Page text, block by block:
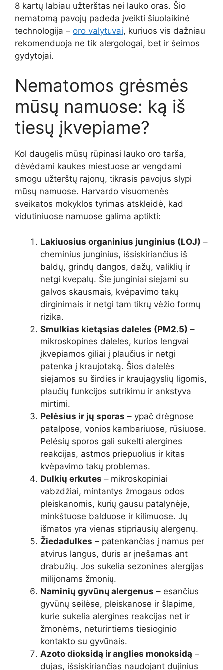
8 kartų labiau užterštas nei lauko oras. Šio
nematomą pavojų padeda įveikti šiuolaikinė
technologija – oro valytuvai, kuriuos vis dažniau
rekomenduoja ne tik alergologai, bet ir šeimos
gydytojai.
Nematomos grėsmės
mūsų namuose: ką iš
tiesų įkvepiame?
Kol daugelis mūsų rūpinasi lauko oro tarša,
dėvėdami kaukes miestuose ar vengdami
smogu užterštų rajonų, tikrasis pavojus slypi
mūsų namuose. Harvardo visuomenės
sveikatos mokyklos tyrimas atskleidė, kad
vidutiniuose namuose galima aptikti:
Lakiuosius organinius junginius (LOJ) –
cheminius junginius, išsiskiriančius iš
baldų, grindų dangos, dažų, valiklių ir
netgi kvepalų. Šie junginiai siejami su
galvos skausmais, kvėpavimo takų
dirginimais ir netgi tam tikrų vėžio formų
rizika.
Smulkias kietąsias daleles (PM2.5) –
mikroskopines daleles, kurios lengvai
įkvepiamos giliai į plaučius ir netgi
patenka į kraujotaką. Šios dalelės
siejamos su širdies ir kraujagyslių ligomis,
plaučių funkcijos sutrikimu ir ankstyva
mirtimi.
Pelėsius ir jų sporas – ypač drėgnose
patalpose, vonios kambariuose, rūsiuose.
Pelėsių sporos gali sukelti alergines
reakcijas, astmos priepuolius ir kitas
kvėpavimo takų problemas.
Dulkių erkutes – mikroskopiniai
vabzdžiai, mintantys žmogaus odos
pleiskanomis, kurių gausu patalynėje,
minkštuose balduose ir kilimuose. Jų
išmatos yra vienas stipriausių alergenų.
Žiedadulkes – patenkančias į namus per
atvirus langus, duris ar įnešamas ant
drabužių. Jos sukelia sezonines alergijas
milijonams žmonių.
Naminių gyvūnų alergenus – esančius
gyvūnų seilėse, pleiskanose ir šlapime,
kurie sukelia alergines reakcijas net ir
žmonėms, neturintiems tiesioginio
kontakto su gyvūnais.
Azoto dioksidą ir anglies monoksidą –
dujas, išsiskiriančias naudojant dujinius